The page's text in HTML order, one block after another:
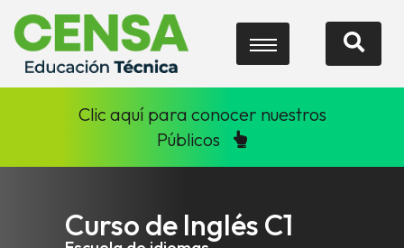
Clic aquí para conocer nuestros
Públicos
Curso de Inglés C1